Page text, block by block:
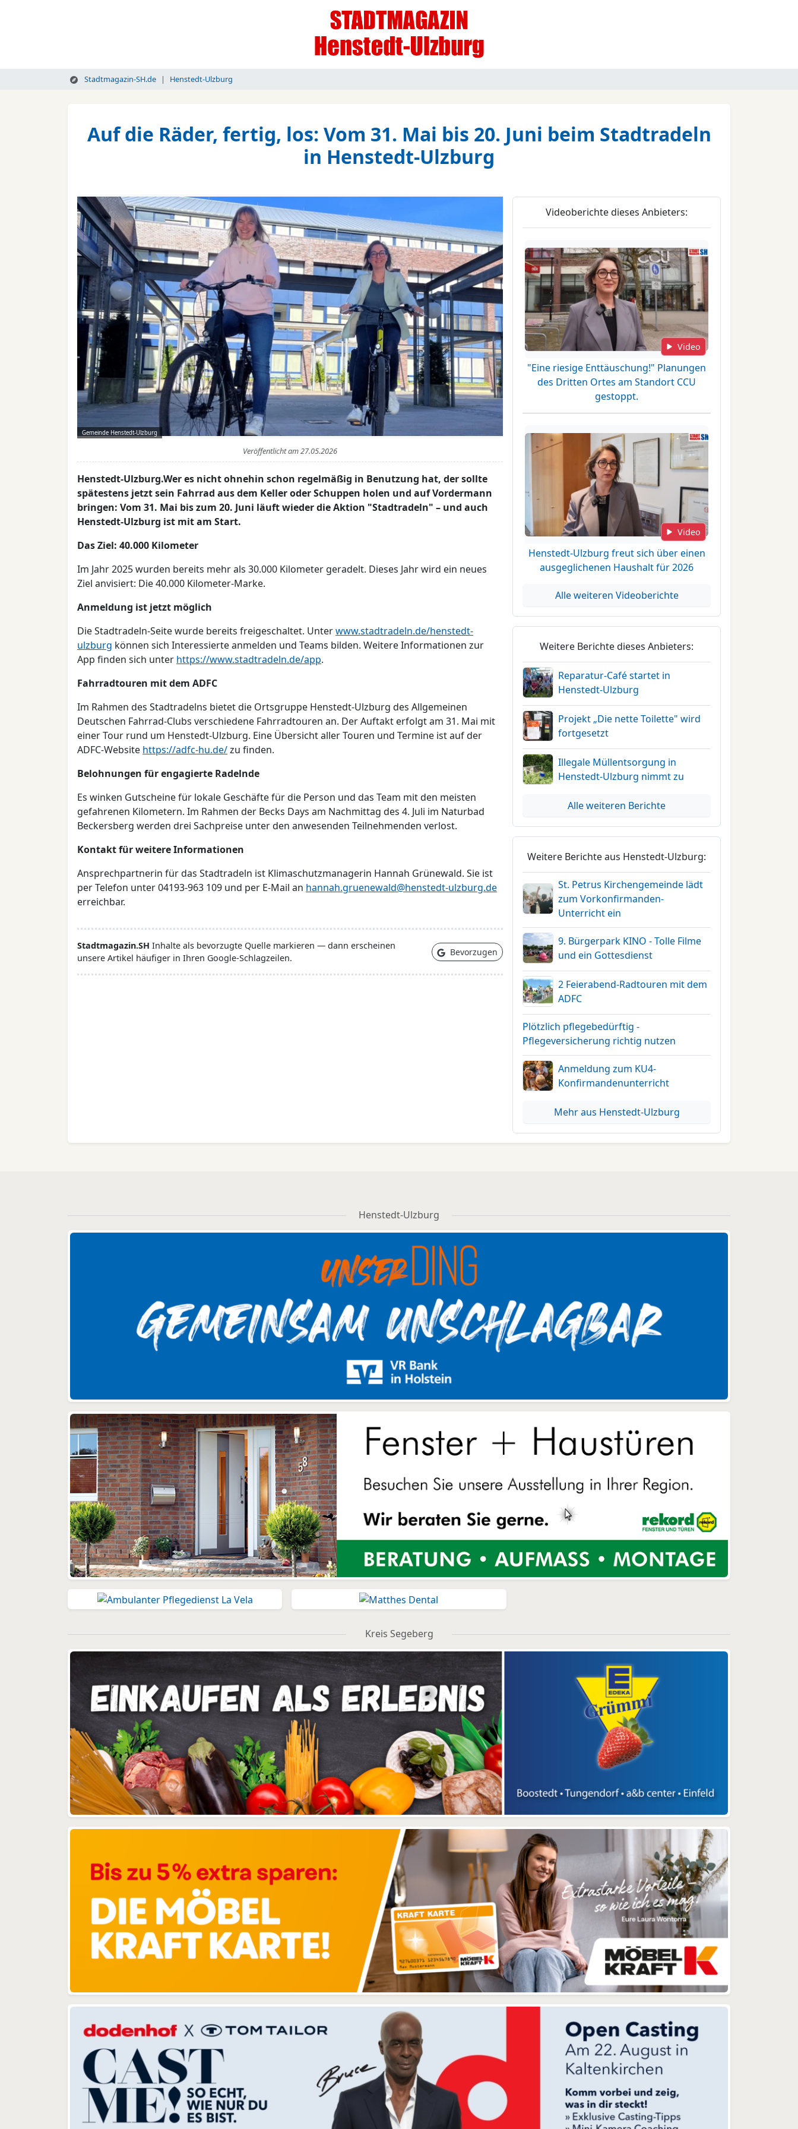
Stadtmagazin-SH.de Henstedt-Ulzburg
Auf die Räder, fertig, los: Vom 31. Mai bis 20. Juni beim Stadtradeln
in Henstedt-Ulzburg
Gemeinde Henstedt-Ulzburg
Veröffentlicht am27.05.2026
Henstedt-Ulzburg.Wer es nicht ohnehin schon regelmäßig in Benutzung hat, der sollte
spätestens jetzt sein Fahrrad aus dem Keller oder Schuppen holen und auf Vordermann
bringen: Vom 31. Mai bis zum 20. Juni läuft wieder die Aktion "Stadtradeln" – und auch
Henstedt-Ulzburg ist mit am Start.
Das Ziel: 40.000 Kilometer
Im Jahr 2025 wurden bereits mehr als 30.000 Kilometer geradelt. Dieses Jahr wird ein neues
Ziel anvisiert: Die 40.000 Kilometer-Marke.
Anmeldung ist jetzt möglich
Die Stadtradeln-Seite wurde bereits freigeschaltet. Unterwww.stadtradeln.de/henstedt-
ulzburg können sich Interessierte anmelden und Teams bilden. Weitere Informationen zur
App finden sich unter https://www.stadtradeln.de/app.
Fahrradtouren mit dem ADFC
Im Rahmen des Stadtradelns bietet die Ortsgruppe Henstedt-Ulzburg des Allgemeinen
Deutschen Fahrrad-Clubs verschiedene Fahrradtouren an. Der Auftakt erfolgt am 31. Mai mit
einer Tour rund um Henstedt-Ulzburg. Eine Übersicht aller Touren und Termine ist auf der
ADFC-Website https://adfc-hu.de/zu finden.
Belohnungen für engagierte Radelnde
Es winken Gutscheine für lokale Geschäfte für die Person und das Team mit den meisten
gefahrenen Kilometern. Im Rahmen der Becks Days am Nachmittag des 4. Juli im Naturbad
Beckersberg werden drei Sachpreise unter den anwesenden Teilnehmenden verlost.
Kontakt für weitere Informationen
Ansprechpartnerin für das Stadtradeln ist Klimaschutzmanagerin Hannah Grünewald. Sie ist
per Telefon unter 04193-963 109 und per E-Mail an hannah.gruenewald@henstedt-ulzburg.de
erreichbar.
Stadtmagazin.SH Inhalte als bevorzugte Quelle markieren — dann erscheinen
unsere Artikel häufiger in Ihren Google-Schlagzeilen.
Bevorzugen
Videoberichte dieses Anbieters:
Video
"Eine riesige Enttäuschung!" Planungen
des Dritten Ortes am Standort CCU
gestoppt.
Video
Henstedt-Ulzburg freut sich über einen
ausgeglichenen Haushalt für 2026
Alle weiteren Videoberichte
Weitere Berichte dieses Anbieters:
Reparatur-Café startet in
Henstedt-Ulzburg
Projekt „Die nette Toilette" wird
fortgesetzt
Illegale Müllentsorgung in
Henstedt-Ulzburg nimmt zu
Alle weiteren Berichte
Weitere Berichte aus Henstedt-Ulzburg:
St. Petrus Kirchengemeinde lädt
zum Vorkonfirmanden-
Unterricht ein
9. Bürgerpark KINO - Tolle Filme
und ein Gottesdienst
2 Feierabend-Radtouren mit dem
ADFC
Plötzlich pflegebedürftig -
Pflegeversicherung richtig nutzen
Anmeldung zum KU4-
Konfirmandenunterricht
Mehr aus Henstedt-Ulzburg
Henstedt-Ulzburg
Kreis Segeberg